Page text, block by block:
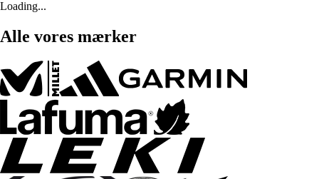
Loading...
Alle vores mærker